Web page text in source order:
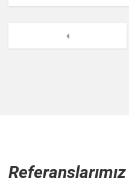
Geri
Referanslarımız